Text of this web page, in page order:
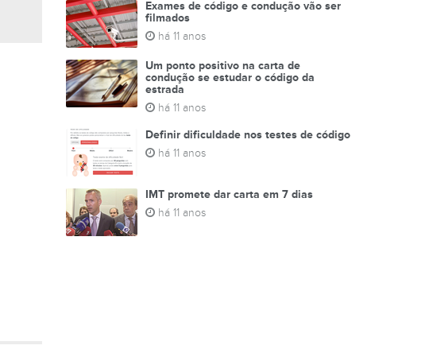
Exames de código e condução vão ser
filmados
há 11 anos
Um ponto positivo na carta de
condução se estudar o código da
estrada
há 11 anos
Definir dificuldade nos testes de código
há 11 anos
IMT promete dar carta em 7 dias
há 11 anos